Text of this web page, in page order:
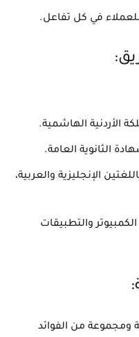
في كل تفاعل.
الأردنية الهاشمية.
الثانوية العامة.
الإنجليزية والعربية،
والتطبيقات
ومجموعة من الفوائد